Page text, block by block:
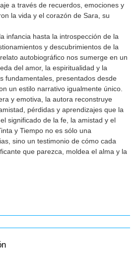
a través de recuerdos, emociones y
la vida y el corazón de Sara, su
infancia hasta la introspección de la
y descubrimientos de la
autobiográfico nos sumerge en un
del amor, la espiritualidad y la
fundamentales, presentados desde
un estilo narrativo igualmente único.
y emotiva, la autora reconstruye
pérdidas y aprendizajes que la
significado de la fe, la amistad y el
y Tiempo no es sólo una
sino un testimonio de cómo cada
que parezca, moldea el alma y la